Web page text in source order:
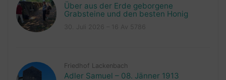
Über aus der Erde geborgene
Grabsteine und den besten Honig
Friedhof Lackenbach
Adler Samuel – 08. Jänner 1913